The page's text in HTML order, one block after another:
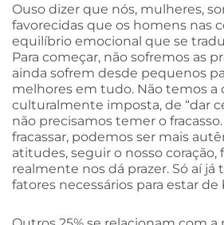
Ouso dizer que nós, mulheres,
favorecidas que os homens nas
equilíbrio emocional que se
Para começar, não sofremos as
ainda sofrem desde pequenos
melhores em tudo. Não temos a
culturalmente imposta, de “dar
não precisamos temer o
fracassar, podemos ser mais
atitudes, seguir o nosso coração,
realmente nos dá prazer. Só aí já
fatores necessários para estar